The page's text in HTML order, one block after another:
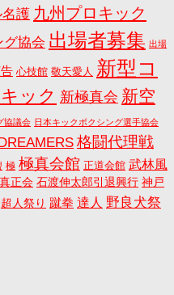
護 九州プロキック
協会 出場者募集 出場
心技館 敬天愛人 新型コ
ック 新極真会 新空
協議会 日本キックボクシング選手協会
格闘代理戦
極 極真会館 正道会館 武林風
真正会 石渡伸太郎引退興行 神戸
超人祭り 蹴拳 達人 野良犬祭